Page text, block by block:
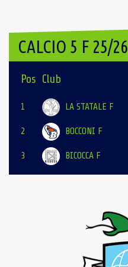
CALCIO 5 F 25/26
Pos Club
1 LA STATALE F
2 BOCCONI F
3 BICOCCA F